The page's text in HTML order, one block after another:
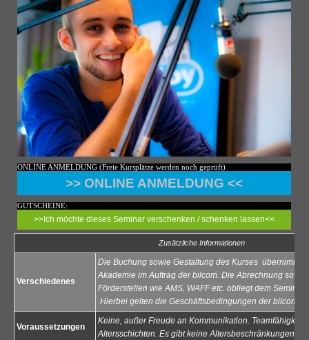
ONLINE ANMELDUNG (Freie Kursplätze werden noch geprüft)
>> ONLINE ANMELDUNG <<
GUTSCHEINE:
>>Ich möchte dieses Seminar verschenken / schenken lassen<<
Zusätzliche Informationen
Verschiedenes
Die Buchung sowie Gestaltung des Kurses übernimmt
Akademie im Auftrag der bilcom. Die Abrechnung
Förderstellen wie AMS, WAFF etc. obliegt dem
Hierbei gelten die Geschäftsbedingungen der bilcom.
Voraussetzungen
Keine, außer Freude an Kommunikation. Teamfähigkeit
Altersschichten. Es gibt keine Altersbeschränkungen.